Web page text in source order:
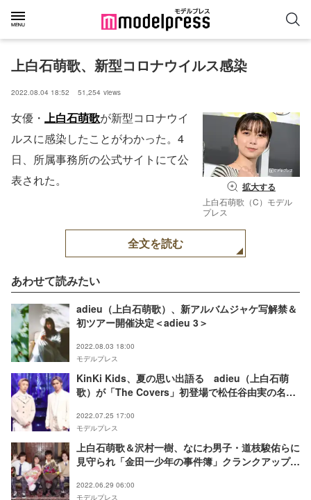
上白石萌歌、新型コロナウイルス感染
2022.08.04 18:52 51,254 views
拡大する
上白石萌歌（C）モデル
プレス
女優・ 上白石萌歌が新型コロナウイ
ルスに感染したことがわかった。4
日、所属事務所の公式サイトにて公
表された。
全文を読む
あわせて読みたい
adieu（上白石萌歌）、新アルバムジャケ写解禁＆
初ツアー開催決定＜adieu 3＞
2022.08.03 18:00
モデルプレス
KinKi Kids、夏の思い出語る adieu（上白石萌
歌）が「The Covers」初登場で松任谷由実の名曲
2022.07.25 17:00
モデルプレス
上白石萌歌＆沢村一樹、なにわ男子・道枝駿佑らに
見守られ「金田一少年の事件簿」クランクアップ
2022.06.29 06:00
モデルプレス